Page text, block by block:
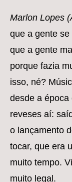
Marlon Lopes
que a gente
que a gente
porque fazia
isso, né?
desde a época
reveses aí:
o lançamento
tocar, que era
muito tempo.
muito legal.